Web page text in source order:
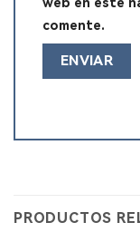
comente.
PRODUCTOS